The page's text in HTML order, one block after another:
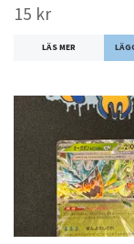
15 kr
LÄS MER